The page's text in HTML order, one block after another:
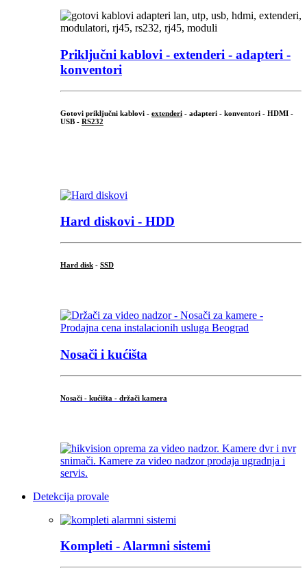
Priključni kablovi - extenderi - adapteri -
konventori
Gotovi priključni kablovi - extenderi - adapteri - konventori - HDMI -
USB - RS232
Hard diskovi - HDD
Hard disk - SSD
Nosači i kućišta
Nosači - kućišta - držači kamera
Detekcija provale
Kompleti - Alarmni sistemi